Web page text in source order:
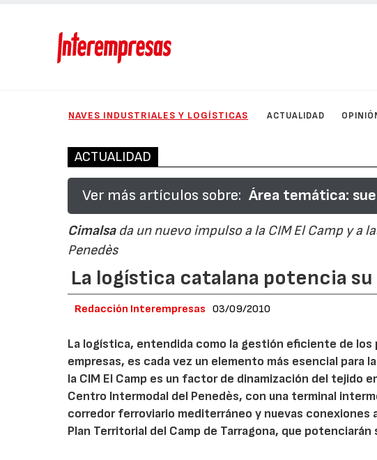
NAVES INDUSTRIALES Y LOGÍSTICAS ACTUALIDAD
ACTUALIDAD
Ver más artículos sobre: Área temática:
Cimalsada un nuevo impulso a la CIM El Camp y
Penedès
La logística catalana potencia
Redacción Interempresas 03/09/2010
La logística, entendida como la gestión eficiente de
empresas, es cada vez un elemento más esencial
la CIM El Camp es un factor de dinamización del tejido
Centro Intermodal del Penedès, con una terminal
corredor ferroviario mediterráneo y nuevas
Plan Territorial del Camp de Tarragona, que